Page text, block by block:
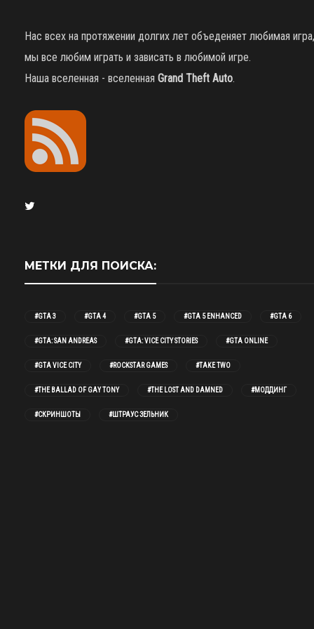
Нас всех на протяжении долгих лет объеденяет любимая игра,
мы все любим играть и зависать в любимой игре.
Наша вселенная - вселенная Grand Theft Auto.
МЕТКИ ДЛЯ ПОИСКА:
#GTA 3 #GTA 4 #GTA 5 #GTA 5 ENHANCED #GTA 6
#GTA: SAN ANDREAS #GTA: VICE CITY STORIES #GTA ONLINE
#GTA VICE CITY #ROCKSTAR GAMES #TAKE TWO
#THE BALLAD OF GAY TONY #THE LOST AND DAMNED #МОДДИНГ
#СКРИНШОТЫ #ШТРАУС ЗЕЛЬНИК